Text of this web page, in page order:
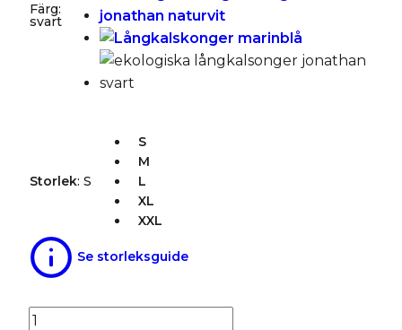
Färg:
svart
Storlek: S
S
M
L
XL
XXL
Se storleksguide
Långkalsonger